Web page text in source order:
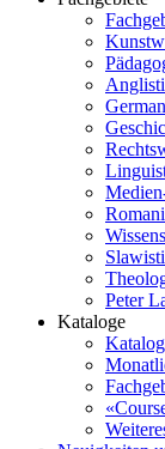
Peter
Kataloge